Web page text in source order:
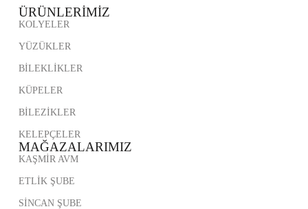
ÜRÜNLERİMİZ
KOLYELER
YÜZÜKLER
BİLEKLİKLER
KÜPELER
BİLEZİKLER
KELEPÇELER
MAĞAZALARIMIZ
KAŞMİR AVM
ETLİK ŞUBE
SİNCAN ŞUBE